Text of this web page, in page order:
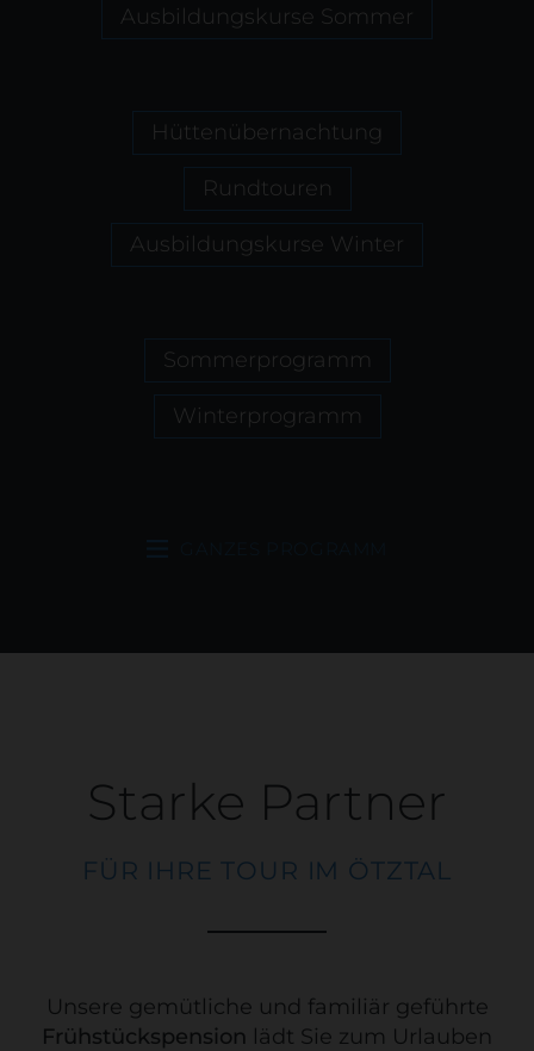
Ausbildungskurse Sommer
Hüttenübernachtung
Rundtouren
Ausbildungskurse Winter
Sommerprogramm
Winterprogramm
Starke Partner
FÜR IHRE TOUR IM ÖTZTAL
Unsere gemütliche und familiär geführte
Frühstückspension lädt Sie zum Urlauben